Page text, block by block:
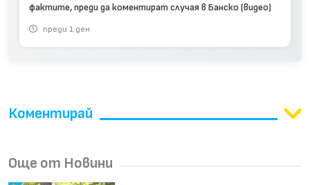
фактите, преди да коментират случая в Банско (видео)
преди 1 ден
Коментирай
Още от Новини